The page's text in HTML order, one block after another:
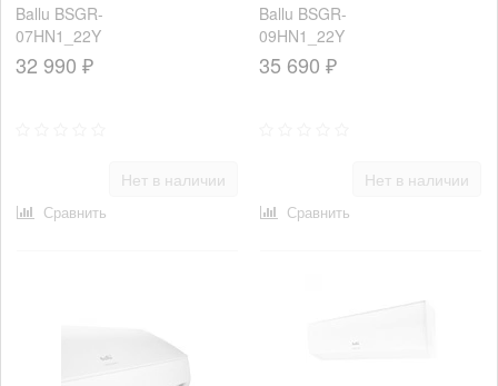
Ballu BSGR-
07HN1_22Y
32 990 ₽
Нет в наличии
Сравнить
Ballu BSGR-
09HN1_22Y
35 690 ₽
Нет в наличии
Сравнить